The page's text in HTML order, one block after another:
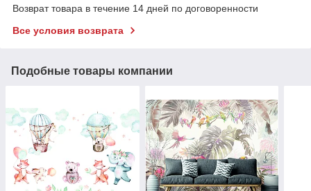
Возврат товара в течение 14 дней по договоренности
Все условия возврата
Подобные товары компании